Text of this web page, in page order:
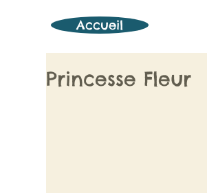
Accueil
Princesse Fleur